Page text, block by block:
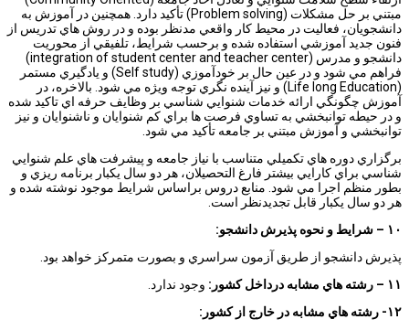
مبتني بر حل مشكلات (Problem solving) تأكيد دارد. همچنين در آموزش به
دانشجويان، فعاليت در محيط كار واقعي مدنظر بوده و در روش هاي تدريس از
فنون جديد آموزشي استفاده شده و برحسب شرايط، تلفيقي از محوريت
دانشجو و مدرس (integration of student center and teacher center)
فراهم مي شود و در عين حال بر خودآموزي (Self study) و يادگيري مستمر
(Life long Education) و نيز آينده نگري توجه ويژه مي شود. بالاخره، در
آموزش چگونگي ارائه خدمات شنوايي شناسي بر وظايف حرفه اي تاكيد شده
و در حيطه توانبخشي به تساوي فرصت ها براي كم شنوايان و ناشنوايان و نيز
توانبخشي و آموزش مبتني بر جامعه تأكيد مي شود.
برگزاري دوره هاي تكميلي متناسب با نياز جامعه و پيشرفت هاي علم شنوايي
شناسي براي كارايي بيشتر فارغ التحصيلان، هر دو سال يكبار برنامه ريزي و
بطور منظم اجرا مي شود. منابع دروس براساس شرايط موجود نوشته شده و
هر دو سال يكبار قابل تجديدنظر است.
۱۰ – شرايط و نحوه پذيرش دانشجو:
پذيرش دانشجو از طريق آزمون سراسري و بصورت متمركز خواهد بود.
۱۱ – رشته هاي مشابه درداخل كشور: وجود ندارد.
۱۲- رشته هاي مشابه در خارج از كشور: